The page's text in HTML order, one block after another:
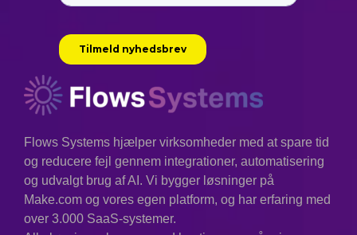
Flows Systems hjælper virksomheder med at spare tid
og reducere fejl gennem integrationer, automatisering
og udvalgt brug af AI. Vi bygger løsninger på
Make.com og vores egen platform, og har erfaring med
over 3.000 SaaS-systemer.